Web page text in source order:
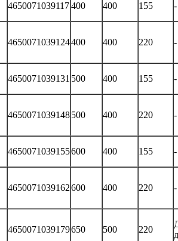
4650071039117400 400 155 -
4650071039124400 400 220 -
4650071039131 500 400 155 -
4650071039148500 400 220 -
4650071039155600 400 155 -
4650071039162600 400 220 -
4650071039179650 500 220